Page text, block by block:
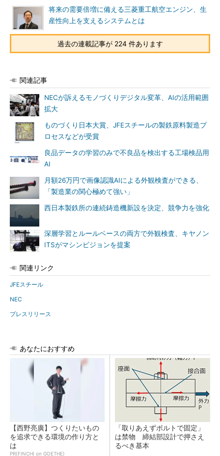
将来の需要倍増に備える三菱重工航空エンジン、生
産性向上を支えるシステムとは
過去の連載記事が 224 件あります
関連記事
NECが訴えるモノづくりデジタル変革、AIの活用範囲
拡大
ものづくり日本大賞、JFEスチールの製鉄原料製造プ
ロセスなどが受賞
良品データの学習のみで不良品を検出する工場検品用
AI
月額26万円で画像認識AIによる外観検査ができる、
「製造業の関心極めて強い」
西日本製鉄所の連続鋳造機新設を決定、競争力を強化
深層学習とルールベースの両方で外観検査、キヤノン
ITSがマシンビジョンを提案
関連リンク
JFEスチール
NEC
プレスリリース
あなたにおすすめ
【西野亮廣】つくりたいもの
を追求できる環境の作り方と
は
PR(FINCHI on GOETHE)
「取りあえずボルトで固定」
は禁物 締結部設計で押さえ
るべき基本